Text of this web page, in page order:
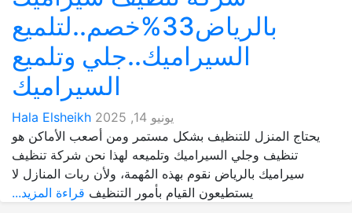
بالرياض33%خصم..لتلميع
السيراميك..جلي وتلميع
السيراميك
يونيو 14, 2025
Hala Elsheikh
يحتاج المنزل للتنظيف بشكل مستمر ومن أصعب الأماكن هو
تنظيف وجلي السيراميك وتلميعه لهذا نحن شركة تنظيف
سيراميك بالرياض نقوم بهذه المُهمة، ولأن ربات المنازل لا
يستطيعون القيام بأمور التنظيف قراءة المزيد...